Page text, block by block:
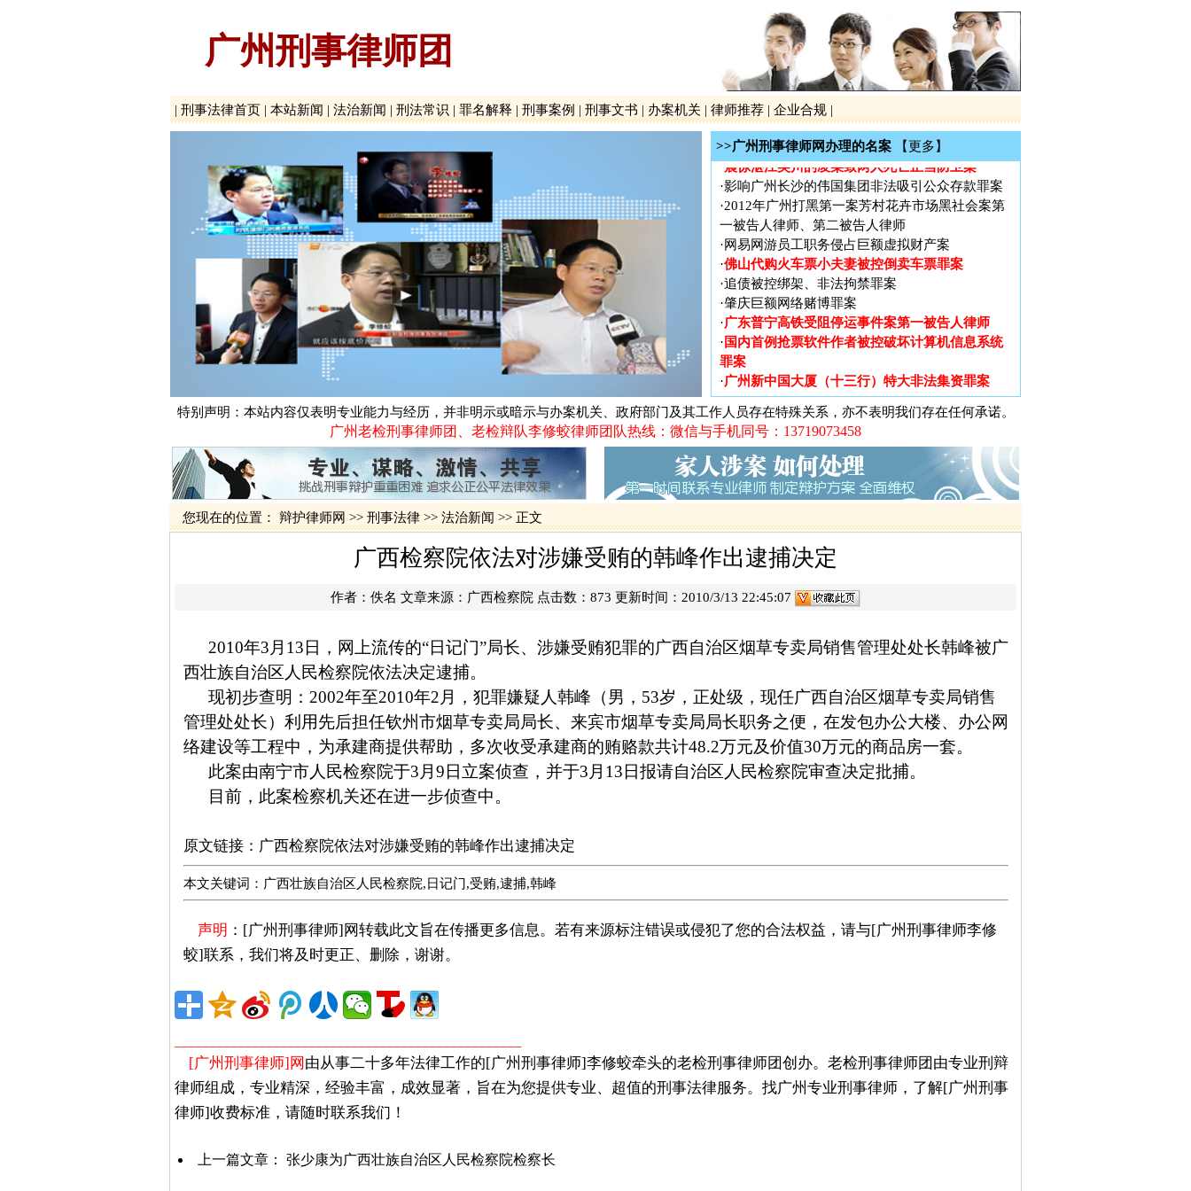
广州刑事律师团
| 刑事法律首页 | 本站新闻 | 法治新闻 | 刑法常识 | 罪名解释 | 刑事案例 | 刑事文书 | 办案机关 | 律师推荐 | 企业合规 |
>>广州刑事律师网办理的名案 【更多】
国内首例抢票软件作者被控破坏计算机信息系统
广州新中国大厦（十三行）特大非法集资罪案
·贵州贵阳打黑第一案黎庆洪被黑社会案
· 广泛报道、电视台大讨论的大学生李宗熙杀害厂
长案
· 火车票实名制后全国首例倒卖车票无罪辩护案
·震惊湛江吴川的凌某致两人死亡正当防卫案
影响广州长沙的伟国集团非法吸引公众存款罪案
2012年广州打黑第一案芳村花卉市场黑社会案第
一被告人律师、第二被告人律师
网易网游员工职务侵占巨额虚拟财产案
佛山代购火车票小夫妻被控倒卖车票罪案
追债被控绑架、非法拘禁罪案
肇庆巨额网络赌博罪案
广东普宁高铁受阻停运事件案第一被告人律师
国内首例抢票软件作者被控破坏计算机信息系统
罪案
广州新中国大厦（十三行）特大非法集资罪案
·贵州贵阳打黑第一案黎庆洪被黑社会案
·广泛报道、电视台大讨论的大学生李宗熙杀害厂
长案
·火车票实名制后全国首例倒卖车票无罪辩护案
·震惊湛江吴川的凌某致两人死亡正当防卫案
·影响广州长沙的伟国集团非法吸引公众存款罪案
一被告人律师、第二被告人律师
·网易网游员工职务侵占巨额虚拟财产案
·佛山代购火车票小夫妻被控倒卖车票罪案
追债被控绑架、非法拘禁罪案
肇庆巨额网络赌博罪案
特别声明：本站内容仅表明专业能力与经历，并非明示或暗示与办案机关、政府部门及其工作人员存在特殊关系，亦不表明我们存在任何承诺。
广州老检刑事律师团、老检辩队李修蛟律师团队热线：微信与手机同号：13719073458
您现在的位置： 辩护律师网 >> 刑事法律 >> 法治新闻 >> 正文
广西检察院依法对涉嫌受贿的韩峰作出逮捕决定
作者：佚名 文章来源： 广西检察院 点击数： 873 更新时间：2010/3/13 22:45:07
2010年3 月 13 日 ，网上流传的“日记门”局长、涉嫌受贿犯罪的广西自治区烟草专卖局销售管理处处长韩峰被广
西壮族自治区人民检察院依法决定逮捕。
现初步查明： 2002年至2010年2 月，犯罪嫌疑人韩峰（男， 53岁，正处级，现任广西自治区烟草专卖局销售
管理处处长）利用先后担任钦州市烟草专卖局局长、来宾市烟草专卖局局长职务之便，在发包办公大楼、办公网
络建设等工程中，为承建商提供帮助，多次收受承建商的贿赂款共计48.2万元及价值30万元的商品房一套。
此案由南宁市人民检察院于3 月 9 日立案侦查，并于3 月 13 日报请自治区人民检察院审查决定批捕。
目前，此案检察机关还在进一步侦查中。
原文链接： 广西检察院依法对涉嫌受贿的韩峰作出逮捕决定
本文关键词：广西壮族自治区人民检察院,日记门,受贿,逮捕,韩峰
声明 ：[广州刑事律师]网转载此文旨在传播更多信息。若有来源标注错误或侵犯了您的合法权益，请与[广州刑事律师李修
蛟]联系，我们将及时更正、删除，谢谢。
[广州刑事律师]网 由从事二十多年法律工作的[广州刑事律师]李修蛟牵头的老检刑事律师团创办。老检刑事律师团由专业刑辩
律师组成，专业精深，经验丰富，成效显著，旨在为您提供专业、超值的刑事法律服务。找广州专业刑事律师，了解[广州刑事
律师]收费标准，请随时联系我们！
上一篇文章： 张少康为广西壮族自治区人民检察院检察长